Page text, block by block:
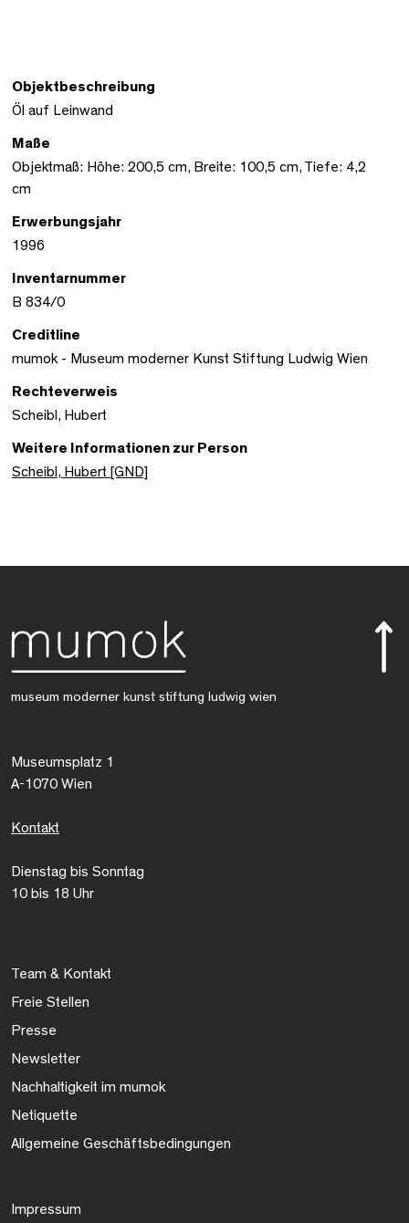
Objektbeschreibung
Öl auf Leinwand
Maße
Objektmaß: Höhe: 200,5 cm, Breite: 100,5 cm, Tiefe: 4,2
cm
Erwerbungsjahr
1996
Inventarnummer
B 834/0
Creditline
mumok - Museum moderner Kunst Stiftung Ludwig Wien
Rechteverweis
Scheibl, Hubert
Weitere Informationen zur Person
Scheibl, Hubert [GND]
museum moderner kunst stiftung ludwig wien
Museumsplatz 1
A-1070 Wien
Kontakt
Dienstag bis Sonntag
10 bis 18 Uhr
Team & Kontakt
Freie Stellen
Presse
Newsletter
Nachhaltigkeit im mumok
Netiquette
Allgemeine Geschäftsbedingungen
Impressum